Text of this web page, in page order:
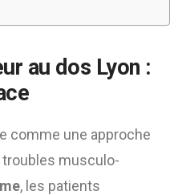
au dos Lyon :
comme une approche
troubles musculo-
, les patients